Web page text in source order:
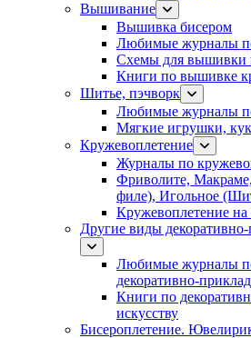
Вышивание
Вышивка бисером
Любимые журналы
Схемы для вышивки
Книги по вышивке
Шитье, пэчворк
Любимые журналы
Мягкие игрушки,
Кружевоплетение
Журналы по
Фриволите,
филе), Игольное
Кружевоплетение
Другие виды декоративно-
Любимые журналы
декоративно-
Книги по
искусству
Бисероплетение.